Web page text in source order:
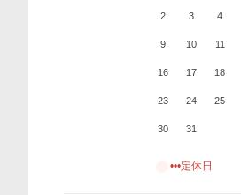
2 3 4
9 10 11
16 17 18
23 24 25
30 31
•••定休日